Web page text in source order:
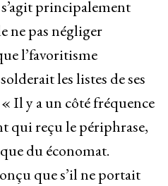
principalement
ne pas négliger
l’favoritisme
les listes de ses
Il y a un côté fréquence
qui reçu le périphrase,
du économat.
que s’il ne portait